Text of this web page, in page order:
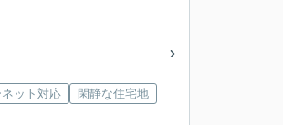
ット対応
閑静な住宅地